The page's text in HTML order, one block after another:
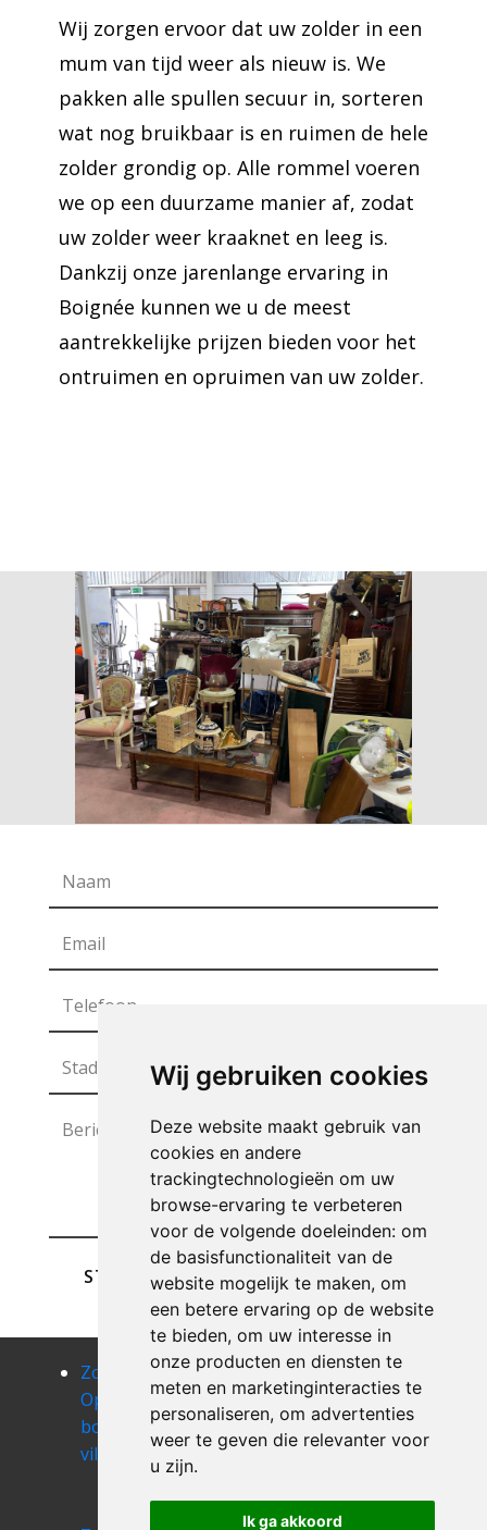
Wij gebruiken cookies
Deze website maakt gebruik van
cookies en andere
trackingtechnologieën om uw
browse-ervaring te verbeteren
voor de volgende doeleinden: om
de basisfunctionaliteit van de
website mogelijk te maken, om
een betere ervaring op de website
te bieden, om uw interesse in
onze producten en diensten te
meten en marketinginteracties te
personaliseren, om advertenties
weer te geven die relevanter voor
u zijn.
Ik ga akkoord
Wij zorgen ervoor dat uw zolder in een
mum van tijd weer als nieuw is. We
pakken alle spullen secuur in, sorteren
wat nog bruikbaar is en ruimen de hele
zolder grondig op. Alle rommel voeren
we op een duurzame manier af, zodat
uw zolder weer kraaknet en leeg is.
Dankzij onze jarenlange ervaring in
Boignée kunnen we u de meest
aantrekkelijke prijzen bieden voor het
ontruimen en opruimen van uw zolder.
STUREN
Zolder
Opruimen
bois-de-
villers
Zolder
Opruimen
bolinne
Zolder
Opruimen
boneffe
Zolder
boninne
Zolder
bonneville